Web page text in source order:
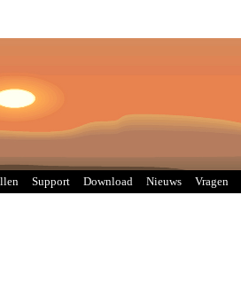
Support Download Nieuws Vragen